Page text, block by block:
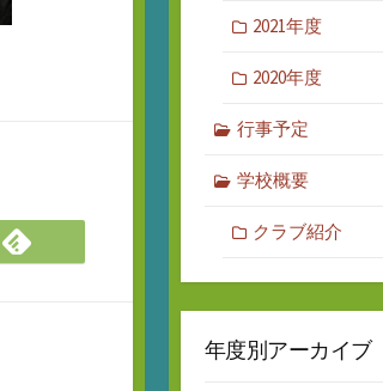
Feedly
で
2021年度
2020年度
行事予定
学校概要
クラブ紹介
年度別アーカイブ